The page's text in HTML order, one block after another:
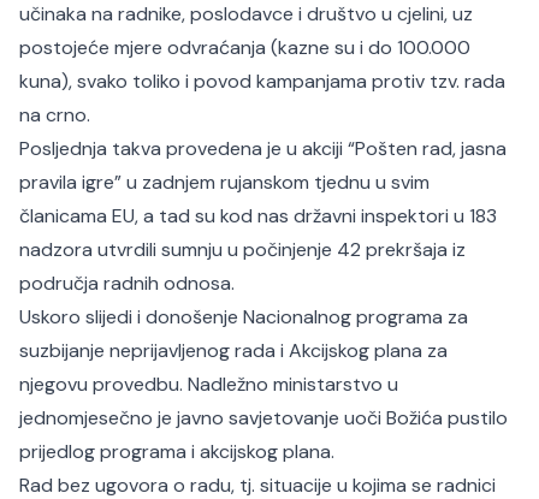
učinaka na radnike, poslodavce i društvo u cjelini, uz
postojeće mjere odvraćanja (kazne su i do 100.000
kuna), svako toliko i povod kampanjama protiv tzv. rada
na crno.
Posljednja takva provedena je u akciji “Pošten rad, jasna
pravila igre” u zadnjem rujanskom tjednu u svim
članicama EU, a tad su kod nas državni inspektori u 183
nadzora utvrdili sumnju u počinjenje 42 prekršaja iz
područja radnih odnosa.
Uskoro slijedi i donošenje Nacionalnog programa za
suzbijanje neprijavljenog rada i Akcijskog plana za
njegovu provedbu. Nadležno ministarstvo u
jednomjesečno je javno savjetovanje uoči Božića pustilo
prijedlog programa i akcijskog plana.
Rad bez ugovora o radu, tj. situacije u kojima se radnici